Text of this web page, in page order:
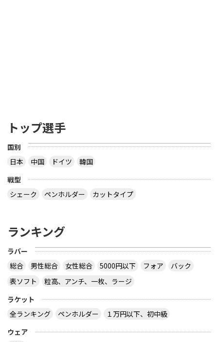
トップ選手
国別
日本
中国 ドイツ
韓国
戦型
シェーク
ペンホルダー カットタイプ
ランキング
ラバー
総合
男性総合 女性総合 5000円以下 フォア
バック
表ソフト
粒高、アンチ、一枚、ラージ
ラケット
全ランキング
ペンホルダー
１万円以下、初中級
ウェア